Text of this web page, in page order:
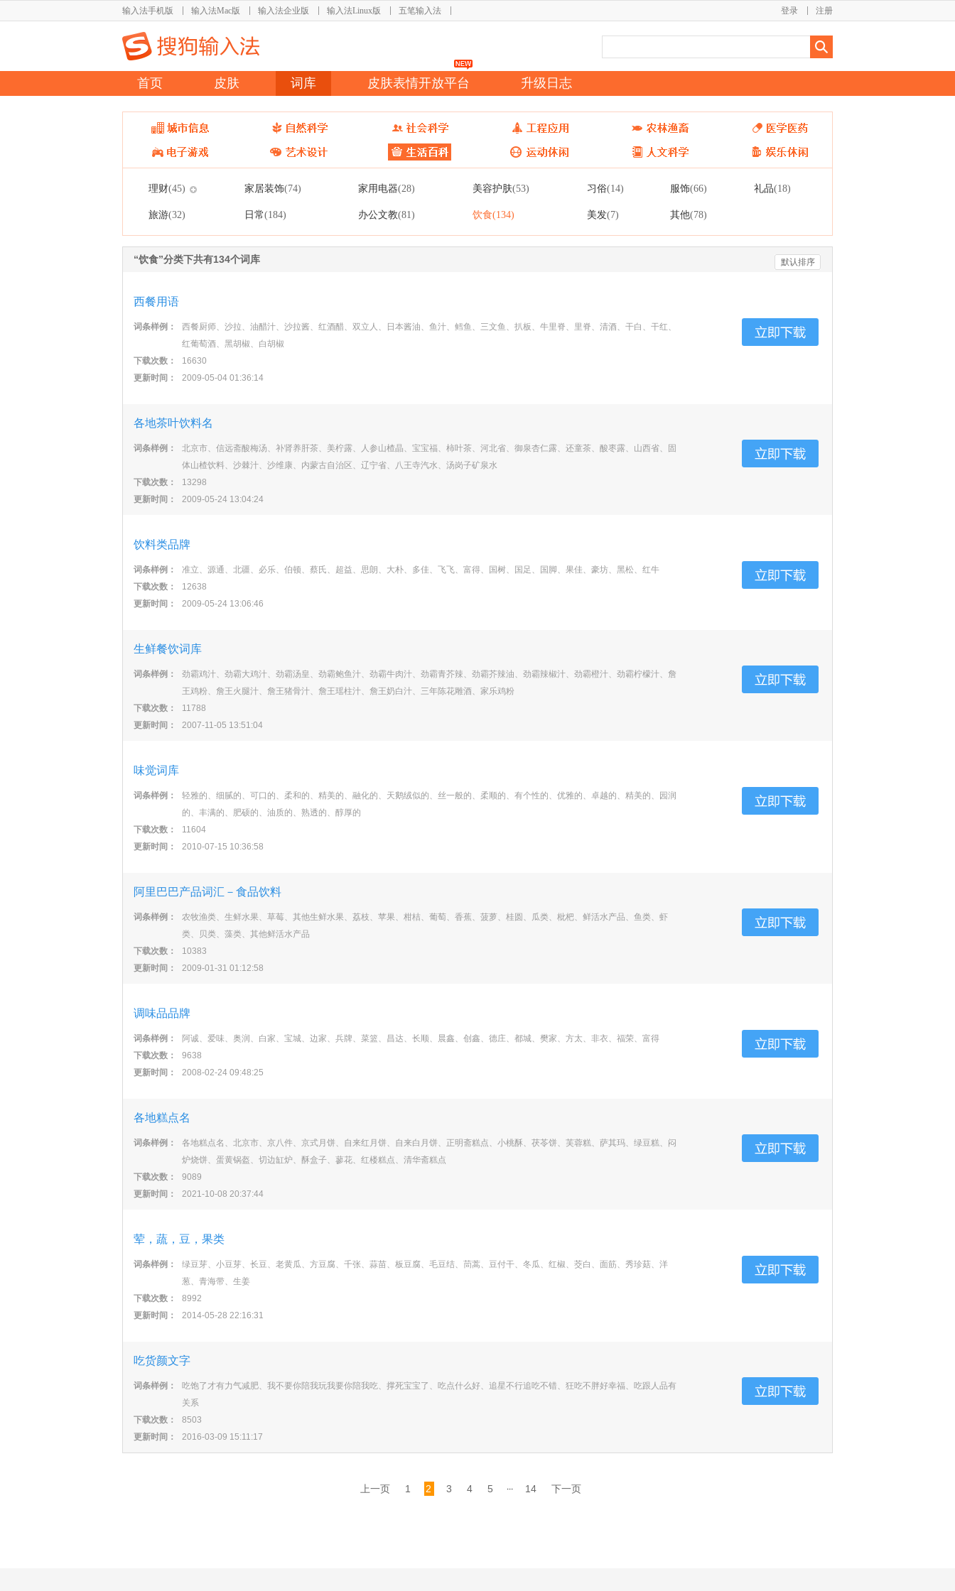
输入法手机版 输入法Mac版 输入法企业版 输入法Linux版 五笔输入法 注册
登录
首页 皮肤 词库 皮肤表情开放平台 升级日志
理财(45) 家居装饰(74) 家用电器(28) 美容护肤(53) 习俗(14) 服饰(66) 礼品(18)
旅游(32) 日常(184) 办公文教(81) 饮食(134) 美发(7) 其他(78)
“饮食”分类下共有134个词库 默认排序
西餐用语
词条样例：
西餐厨师、沙拉、油醋汁、沙拉酱、红酒醋、双立人、日本酱油、鱼汁、鳕鱼、三文鱼、扒板、牛里脊、里脊、清酒、干白、干红、
红葡萄酒、黑胡椒、白胡椒
下载次数：
16630
更新时间：
2009-05-04 01:36:14
各地茶叶饮料名
词条样例：
北京市、信远斋酸梅汤、补肾养肝茶、美柠露、人参山楂晶、宝宝福、柿叶茶、河北省、御泉杏仁露、还童茶、酸枣露、山西省、固
体山楂饮料、沙棘汁、沙维康、内蒙古自治区、辽宁省、八王寺汽水、汤岗子矿泉水
下载次数：
13298
更新时间：
2009-05-24 13:04:24
饮料类品牌
词条样例：
准立、源通、北疆、必乐、伯顿、蔡氏、超益、思朗、大朴、多佳、飞飞、富得、国树、国足、国脚、果佳、豪坊、黑松、红牛
下载次数：
12638
更新时间：
2009-05-24 13:06:46
生鲜餐饮词库
词条样例：
劲霸鸡汁、劲霸大鸡汁、劲霸汤皇、劲霸鲍鱼汁、劲霸牛肉汁、劲霸青芥辣、劲霸芥辣油、劲霸辣椒汁、劲霸橙汁、劲霸柠檬汁、詹
王鸡粉、詹王火腿汁、詹王猪骨汁、詹王瑶柱汁、詹王奶白汁、三年陈花雕酒、家乐鸡粉
下载次数：
11788
更新时间：
2007-11-05 13:51:04
味觉词库
词条样例：
轻雅的、细腻的、可口的、柔和的、精美的、融化的、天鹅绒似的、丝一般的、柔顺的、有个性的、优雅的、卓越的、精美的、园润
的、丰满的、肥硕的、油质的、熟透的、醇厚的
下载次数：
11604
更新时间：
2010-07-15 10:36:58
阿里巴巴产品词汇－食品饮料
词条样例：
农牧渔类、生鲜水果、草莓、其他生鲜水果、荔枝、苹果、柑桔、葡萄、香蕉、菠萝、桂圆、瓜类、枇杷、鲜活水产品、鱼类、虾
类、贝类、藻类、其他鲜活水产品
下载次数：
10383
更新时间：
2009-01-31 01:12:58
调味品品牌
词条样例：
阿诚、爱味、奥润、白家、宝城、边家、兵牌、菜篮、昌达、长顺、晨鑫、创鑫、德庄、都城、樊家、方太、非衣、福荣、富得
下载次数：
9638
更新时间：
2008-02-24 09:48:25
各地糕点名
词条样例：
各地糕点名、北京市、京八件、京式月饼、自来红月饼、自来白月饼、正明斋糕点、小桃酥、茯苓饼、芙蓉糕、萨其玛、绿豆糕、闷
炉烧饼、蛋黄锅盔、切边缸炉、酥盒子、蓼花、红楼糕点、清华斋糕点
下载次数：
9089
更新时间：
2021-10-08 20:37:44
荤，蔬，豆，果类
词条样例：
绿豆芽、小豆芽、长豆、老黄瓜、方豆腐、千张、蒜苗、板豆腐、毛豆结、茼蒿、豆付干、冬瓜、红椒、茭白、面筋、秀珍菇、洋
葱、青海带、生姜
下载次数：
8992
更新时间：
2014-05-28 22:16:31
吃货颜文字
词条样例：
吃饱了才有力气减肥、我不要你陪我玩我要你陪我吃、撑死宝宝了、吃点什么好、追星不行追吃不错、狂吃不胖好幸福、吃跟人品有
关系
下载次数：
8503
更新时间：
2016-03-09 15:11:17
上一页 1 2 3 4 5 ... 14 下一页